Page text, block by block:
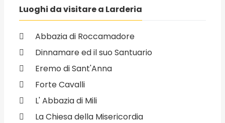
Luoghi da visitare a Larderia
Abbazia di Roccamadore
Dinnamare ed il suo Santuario
Eremo di Sant'Anna
Forte Cavalli
L' Abbazia di Mili
La Chiesa della Misericordia